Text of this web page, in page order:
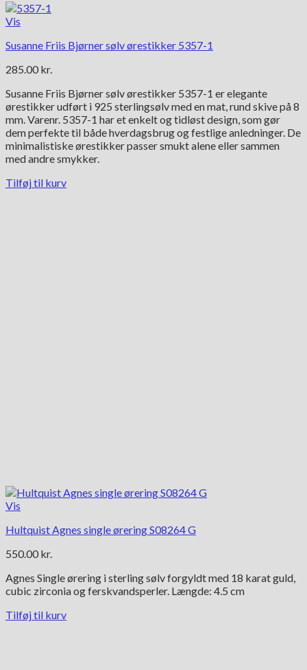
Vis
Susanne Friis Bjørner sølv ørestikker 5357-1
285.00 kr.
Susanne Friis Bjørner sølv ørestikker 5357-1 er elegante
ørestikker udført i 925 sterlingsølv med en mat, rund skive på 8
mm. Varenr. 5357-1 har et enkelt og tidløst design, som gør
dem perfekte til både hverdagsbrug og festlige anledninger. De
minimalistiske ørestikker passer smukt alene eller sammen
med andre smykker.
Tilføj til kurv
Vis
Hultquist Agnes single ørering S08264 G
550.00 kr.
Agnes Single ørering i sterling sølv forgyldt med 18 karat guld,
cubic zirconia og ferskvandsperler. Længde: 4.5 cm
Tilføj til kurv